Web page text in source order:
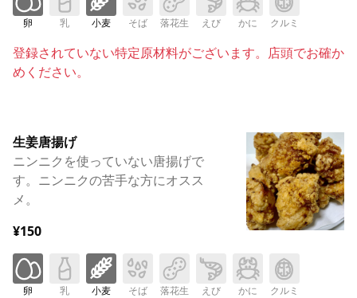
卵 乳 小麦 そば 落花生 えび かに クルミ
登録されていない特定原材料がございます。店頭でお確か
めください。
生姜唐揚げ
ニンニクを使っていない唐揚げで
す。ニンニクの苦手な方にオスス
メ。
¥150
卵 乳 小麦 そば 落花生 えび かに クルミ